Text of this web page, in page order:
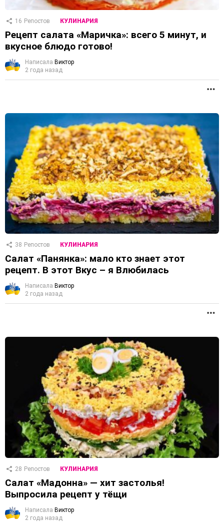
16 Репостов КУЛИНАРИЯ
Рецепт салата «Маричка»: всего 5 минут, и
вкусное блюдо готово!
Написала Виктор
2 года назад
38 Репостов КУЛИНАРИЯ
Салат «Панянка»: мало кто знает этот
рецепт. В этот Вкус – я Влюбилась
Написала Виктор
2 года назад
28 Репостов КУЛИНАРИЯ
Салат «Мадонна» — хит застолья!
Выпросила рецепт у тёщи
Написала Виктор
2 года назад